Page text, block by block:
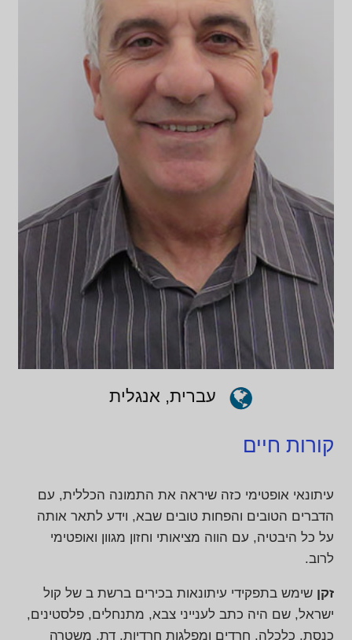
עברית, אנגלית
קורות חיים
עיתונאי אופטימי כזה שיראה את התמונה הכללית, עם
הדברים הטובים והפחות טובים שבא, וידע לתאר אותה
על כל היבטיה, עם הווה מציאותי וחזון מגוון ואופטימי
לרוב.
זקן שימש בתפקידי עיתונאות בכירים ברשת ב של קול
ישראל, שם היה כתב לענייני צבא, מתנחלים, פלסטינים,
כנסת, כלכלה, חרדים ומפלגות חרדיות, דת, משטרה